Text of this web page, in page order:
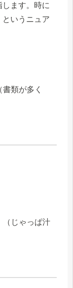
ます。時に
いうニュア
類が多く
（じゃっぱ汁